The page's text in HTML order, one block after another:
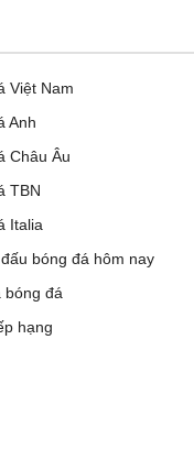
Việt Nam
Anh
Châu Âu
TBN
Italia
bóng đá hôm nay
bóng đá
hạng